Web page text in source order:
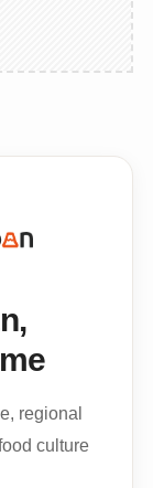
regional
culture